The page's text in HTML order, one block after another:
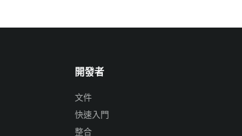
開發者
文件
快速入門
整合